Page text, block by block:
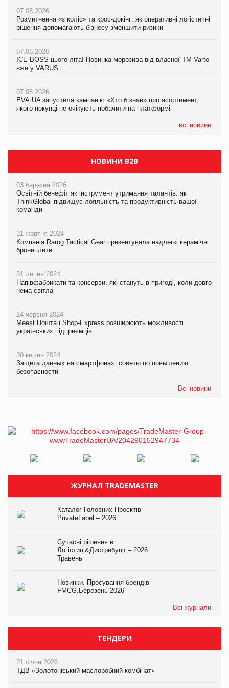
07.08.2026
Розмитнення «з коліс» та крос-докінг: як оперативні логістичні
рішення допомагають бізнесу зменшити ризики
07.08.2026
ICE BOSS цього літа! Новинка морозива від власної ТМ Varto
вже у VARUS
07.08.2026
EVA.UA запустила кампанію «Хто б знав» про асортимент,
якого покупці не очікують побачити на платформі
всі новини
07.08.2026
EVA.UA запустила кампанію «Хто б знав» про асортимент,
06.08.2026
Смачна новинка для хвостатих: у VARUS з’явилися паучі
05.08.2026
Мережа супермаркетів VARUS купує мережу магазинів
07.08.2026
Kraft Heinz скоротила збиток у першому півріччі
Продажі Hugo Boss впали на 9%
НОВИНИ B2B
03 березня 2026
Освітній бенефіт як інструмент утримання талантів: як
ThinkGlobal підвищує лояльність та продуктивність вашої
команди
31 жовтня 2024
Компанія Rarog Tactical Gear презентувала надлегкі керамічні
бронеплити
31 липня 2024
Напівфабрикати та консерви, які стануть в пригоді, коли довго
нема світла
24 червня 2024
Meest Пошта і Shop-Express розширюють можливості
українських підприємців
30 квітня 2024
Защита данных на смартфонах: советы по повышению
безопасности
Всі новини
ЖУРНАЛ TRADEMASTER
Каталог Головних Проєктів
PrivateLabel – 2026
Сучасні рішення в
Логістиці&Дистрибуції – 2026.
Травень
Новинки. Просування брендів
FMCG.Березень 2026
Всі журнали
ТЕНДЕРИ
21 січня 2026
ТДВ «Золотоніський маслоробний комбінат»